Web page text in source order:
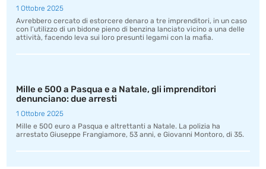
1 Ottobre 2025
Avrebbero cercato di estorcere denaro a tre imprenditori, in un caso
con l’utilizzo di un bidone pieno di benzina lanciato vicino a una delle
attività, facendo leva sui loro presunti legami con la mafia.
Mille e 500 a Pasqua e a Natale, gli imprenditori
denunciano: due arresti
1 Ottobre 2025
Mille e 500 euro a Pasqua e altrettanti a Natale. La polizia ha
arrestato Giuseppe Frangiamore, 53 anni, e Giovanni Montoro, di 35.